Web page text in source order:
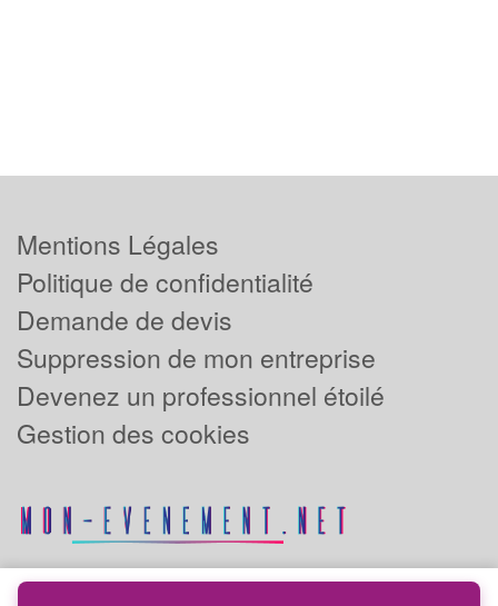
Mentions Légales
Politique de confidentialité
Demande de devis
Suppression de mon entreprise
Devenez un professionnel étoilé
Gestion des cookies